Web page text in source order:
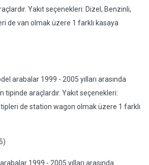
Yakıt seçenekleri: Dizel, Benzinli,
de van olmak üzere 1 farklı kasaya
arabalar 1999 - 2005 yılları arasında
araçlardır. Yakıt seçenekleri:
de station wagon olmak üzere 1 farklı
1999 - 2005 yılları arasında